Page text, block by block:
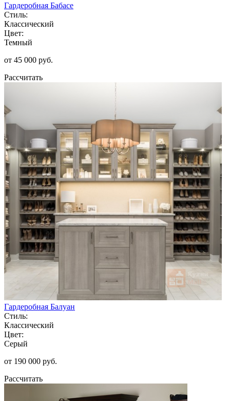
Гардеробная Бабасе
Стиль:
Классический
Цвет:
Темный
от 45 000 руб.
Рассчитать
Гардеробная Балуан
Стиль:
Классический
Цвет:
Серый
от 190 000 руб.
Рассчитать